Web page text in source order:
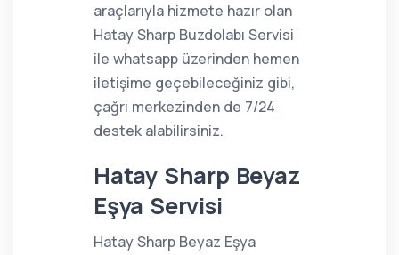
araçlarıyla hizmete hazır olan
Hatay Sharp Buzdolabı Servisi
ile whatsapp üzerinden hemen
iletişime geçebileceğiniz gibi,
çağrı merkezinden de 7/24
destek alabilirsiniz.
Hatay Sharp Beyaz
Eşya Servisi
Hatay Sharp Beyaz Eşya